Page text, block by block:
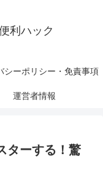
利ハック
シーポリシー・免責事項
運営者情報
ターする！驚